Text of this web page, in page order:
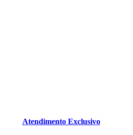
Atendimento Exclusivo